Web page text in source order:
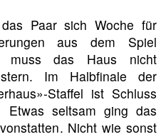
Paar sich Woche für
aus dem Spiel
muss das Haus nicht
Im Halbfinale der
Staffel ist Schluss
seltsam ging das
Nicht wie sonst